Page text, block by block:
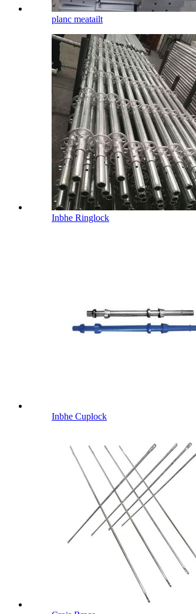
planc meatailt
Inbhe Ringlock
Inbhe Cuplock